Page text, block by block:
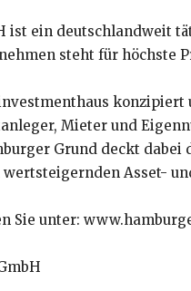
ist ein deutschlandweit
steht für höchste
Mieter und
Grund deckt
Asset-
Sie unter: